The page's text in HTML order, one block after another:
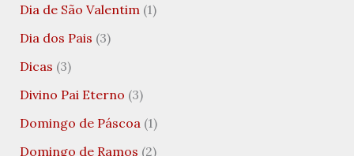
Dia de São Valentim(1)
Dia dos Pais (3)
Dicas (3)
Divino Pai Eterno (3)
Domingo de Páscoa(1)
Domingo de Ramos (2)